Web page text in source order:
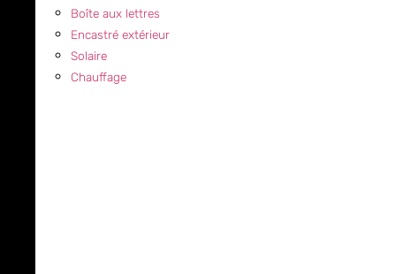
Boîte aux lettres
Encastré extérieur
Solaire
Chauffage